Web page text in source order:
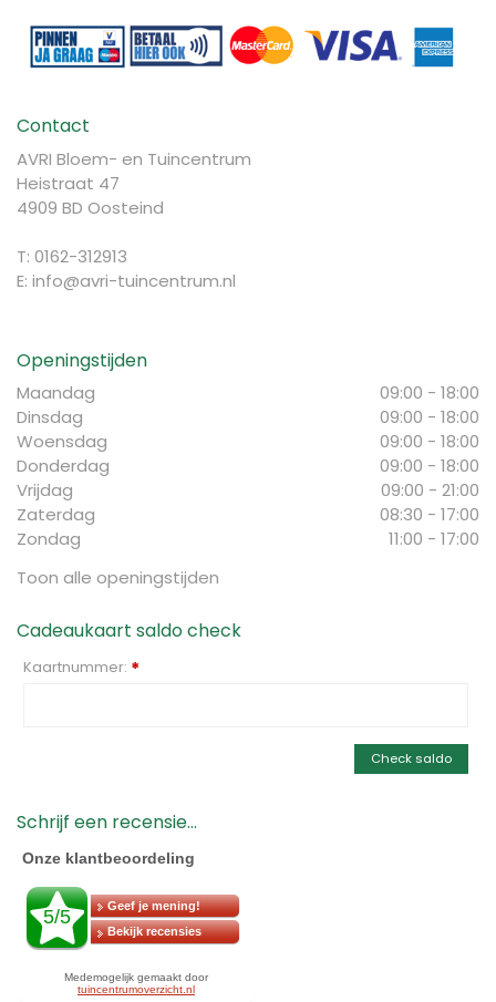
Contact
AVRI Bloem- en Tuincentrum
Heistraat 47
4909 BD Oosteind
T: 0162-312913
E: info@avri-tuincentrum.nl
Openingstijden
Maandag
09:00 - 18:00
Dinsdag
09:00 - 18:00
Woensdag
09:00 - 18:00
Donderdag
09:00 - 18:00
Vrijdag
09:00 - 21:00
Zaterdag
08:30 - 17:00
Zondag
11:00 - 17:00
Toon alle openingstijden
Cadeaukaart saldo check
Kaartnummer: *
Check saldo
Schrijf een recensie...